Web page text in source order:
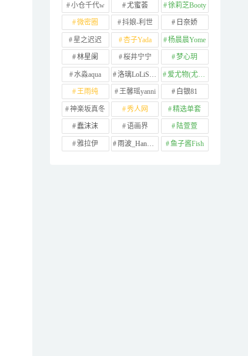
小仓千代w 尤蜜荟 徐莉芝Booty
微密圈 抖娘-利世 日奈娇
星之迟迟 杏子Yada 杨晨晨Yome
林星阑 桜井宁宁 梦心玥
水淼aqua 洛璃LoLiSAMA 爱尤物(尤果网)
王雨纯 王馨瑶yanni 白银81
神楽坂真冬 秀人网 精选单套
蠢沫沫 语画界 陆萱萱
雅拉伊 雨波_HaneAme 鱼子酱Fish